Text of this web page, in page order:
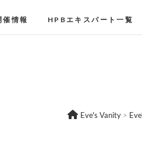
催情報 HPBエキスパート一覧
Eve's Vanity >